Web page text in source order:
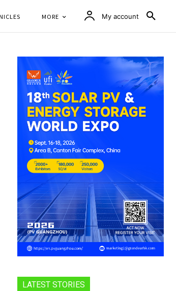
MORE My account
LATEST STORIES